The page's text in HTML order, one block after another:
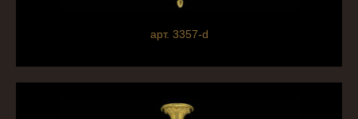
арт. 3357-d